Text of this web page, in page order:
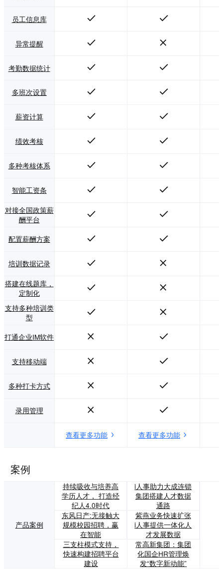
员工信息库
异常提醒
考勤数据统计
多班次设置
薪资计算
绩效考核
多种考核体系
智能工资条
对接全国政策薪
酬平台
配置薪酬方案
培训数据记录
搭建在线题库，
定制化
支持多种培训类
型
打通企业IM软件
支持移动端
多种打卡方式
录用管理
查看更多功能 查看更多功能
案例
产品案例
持续吸收与培养高
学历人才， 打造经
纪人4.0时代
东风日产:无接触大
规模校园招聘，赢
在智能
三支柱模式支持，
快速构建招聘平台
建设
i人事助力大成连锁
集团搭建人才数据
通路
紫燕业务快速扩张
i人事提供一体化人
才发展数据
常高新集团：集团
化国企HR管理焕
发“数字新动能”